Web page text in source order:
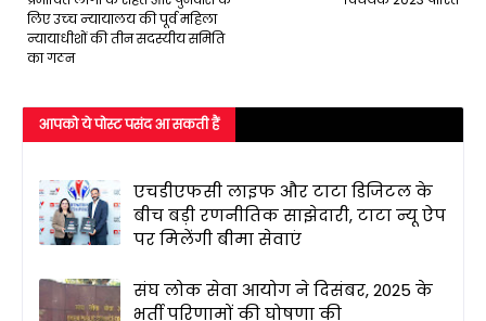
लिए उच्‍च न्‍यायालय की पूर्व महिला
न्यायाधीशों की तीन सदस्यीय समिति
का गठन
आपको ये पोस्ट पसंद आ सकती हैं
एचडीएफसी लाइफ और टाटा डिजिटल के
बीच बड़ी रणनीतिक साझेदारी, टाटा न्यू ऐप
पर मिलेंगी बीमा सेवाएं
संघ लोक सेवा आयोग ने दिसंबर, 2025 के
भर्ती परिणामों की घोषणा की